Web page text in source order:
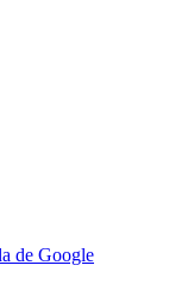
de Google